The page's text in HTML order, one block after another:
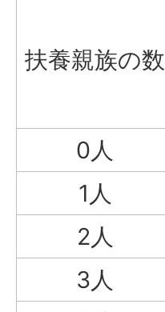
扶養親族の数
0人
1人
2人
3人